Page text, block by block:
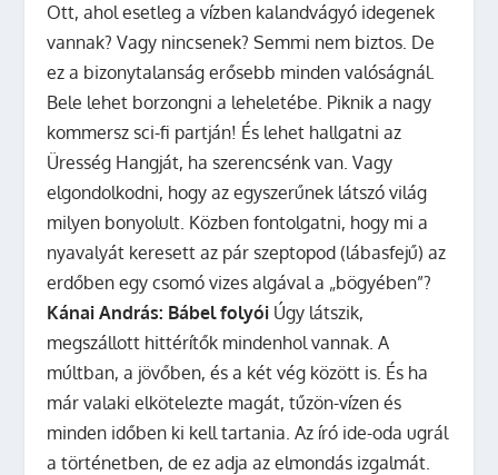
Ott, ahol esetleg a vízben kalandvágyó idegenek
vannak? Vagy nincsenek? Semmi nem biztos. De
ez a bizonytalanság erősebb minden valóságnál.
Bele lehet borzongni a leheletébe. Piknik a nagy
kommersz sci-fi partján! És lehet hallgatni az
Üresség Hangját, ha szerencsénk van. Vagy
elgondolkodni, hogy az egyszerűnek látszó világ
milyen bonyolult. Közben fontolgatni, hogy mi a
nyavalyát keresett az pár szeptopod (lábasfejű) az
erdőben egy csomó vizes algával a „bögyében”?
Kánai András: Bábel folyói Úgy látszik,
megszállott hittérítők mindenhol vannak. A
múltban, a jövőben, és a két vég között is. És ha
már valaki elkötelezte magát, tűzön-vízen és
minden időben ki kell tartania. Az író ide-oda ugrál
a történetben, de ez adja az elmondás izgalmát.